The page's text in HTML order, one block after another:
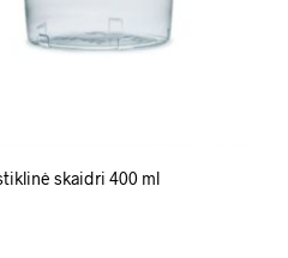
skaidri 400 ml